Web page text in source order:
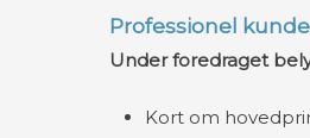
Professionel
Under foredraget
Kort om